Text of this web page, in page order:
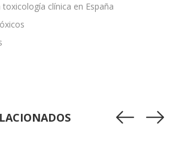
clínica en España